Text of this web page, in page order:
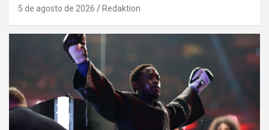
5 de agosto de 2026 Redaktion